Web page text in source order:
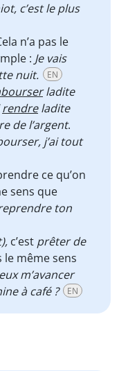
c’est le plus
n’a pas le
: Je vais
nuit.
EN
ladite
rendreladite
de l’argent.
j’ai tout
ce qu’on
sens que
ton
c’est prêter de
le même sens
m’avancer
à café ?
EN